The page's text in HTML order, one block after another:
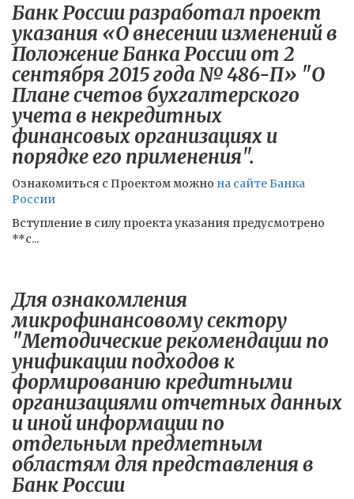
Банк России разработал проект
указания «О внесении изменений в
Положение Банка России от 2
сентября 2015 года № 486-П» "О
Плане счетов бухгалтерского
учета в некредитных
финансовых организациях и
порядке его применения".
Ознакомиться с Проектом можно на сайте Банка
России
Вступление в силу проекта указания предусмотрено
**с...
Для ознакомления
микрофинансовому сектору
"Методические рекомендации по
унификации подходов к
формированию кредитными
организациями отчетных данных
и иной информации по
отдельным предметным
областям для представления в
Банк России